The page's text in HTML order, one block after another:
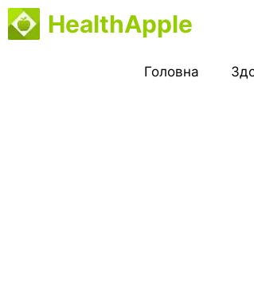
Перейти
до
HealthApple
Головна